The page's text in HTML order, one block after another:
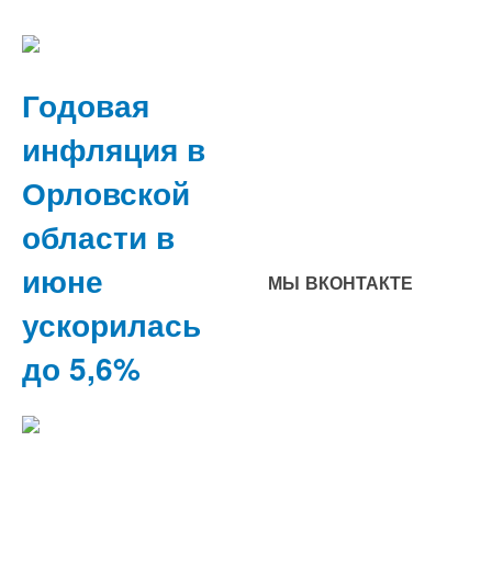
Годовая
инфляция в
Орловской
области в
июне
ускорилась
до 5,6%
МЫ ВКОНТАКТЕ